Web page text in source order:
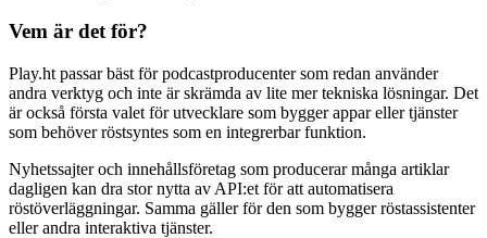
Vem är det för?
Play.ht passar bäst för podcastproducenter som redan använder
andra verktyg och inte är skrämda av lite mer tekniska lösningar. Det
är också första valet för utvecklare som bygger appar eller tjänster
som behöver röstsyntes som en integrerbar funktion.
Nyhetssajter och innehållsföretag som producerar många artiklar
dagligen kan dra stor nytta av API:et för att automatisera
röstöverläggningar. Samma gäller för den som bygger röstassistenter
eller andra interaktiva tjänster.